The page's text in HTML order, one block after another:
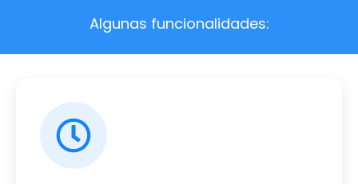
Algunas funcionalidades: